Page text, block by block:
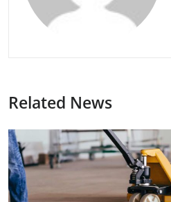
Related News